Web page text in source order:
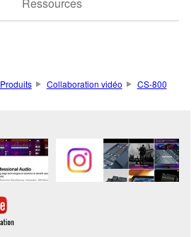
Produits Collaboration vidéo CS-800